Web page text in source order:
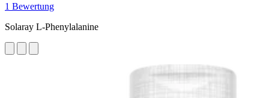
1 Bewertung
Solaray L-Phenylalanine